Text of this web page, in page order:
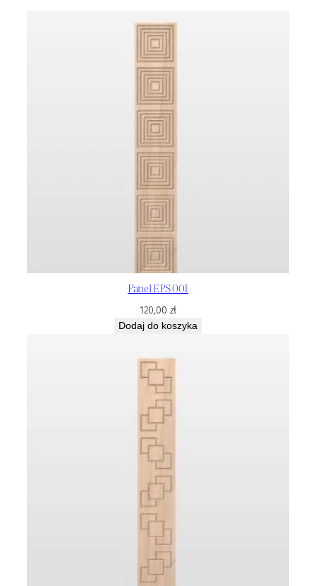
Panel EPS 001
120,00 zł
Dodaj do koszyka